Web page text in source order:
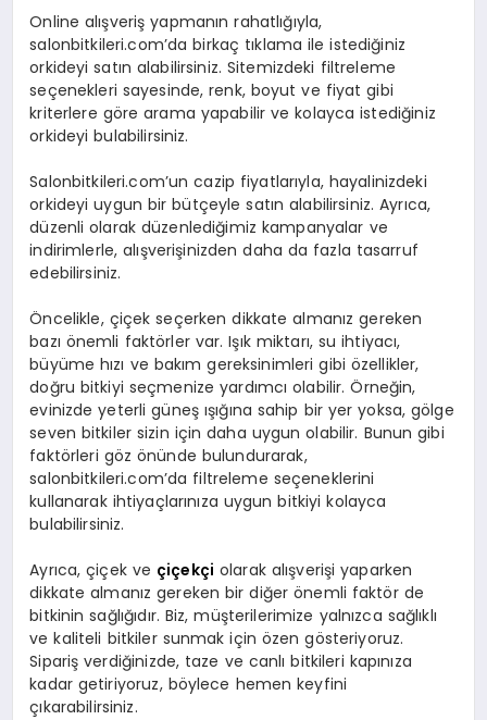
Online alışveriş yapmanın rahatlığıyla,
salonbitkileri.com’da birkaç tıklama ile istediğiniz
orkideyi satın alabilirsiniz. Sitemizdeki filtreleme
seçenekleri sayesinde, renk, boyut ve fiyat gibi
kriterlere göre arama yapabilir ve kolayca istediğiniz
orkideyi bulabilirsiniz.
Salonbitkileri.com’un cazip fiyatlarıyla, hayalinizdeki
orkideyi uygun bir bütçeyle satın alabilirsiniz. Ayrıca,
düzenli olarak düzenlediğimiz kampanyalar ve
indirimlerle, alışverişinizden daha da fazla tasarruf
edebilirsiniz.
Öncelikle, çiçek seçerken dikkate almanız gereken
bazı önemli faktörler var. Işık miktarı, su ihtiyacı,
büyüme hızı ve bakım gereksinimleri gibi özellikler,
doğru bitkiyi seçmenize yardımcı olabilir. Örneğin,
evinizde yeterli güneş ışığına sahip bir yer yoksa, gölge
seven bitkiler sizin için daha uygun olabilir. Bunun gibi
faktörleri göz önünde bulundurarak,
salonbitkileri.com’da filtreleme seçeneklerini
kullanarak ihtiyaçlarınıza uygun bitkiyi kolayca
bulabilirsiniz.
Ayrıca, çiçek ve çiçekçi olarak alışverişi yaparken
dikkate almanız gereken bir diğer önemli faktör de
bitkinin sağlığıdır. Biz, müşterilerimize yalnızca sağlıklı
ve kaliteli bitkiler sunmak için özen gösteriyoruz.
Sipariş verdiğinizde, taze ve canlı bitkileri kapınıza
kadar getiriyoruz, böylece hemen keyfini
çıkarabilirsiniz.